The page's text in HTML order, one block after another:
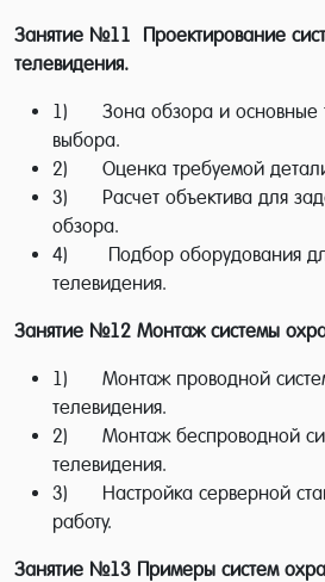
база, на основании
теоретические занятия,
обучение, и, в-третьих,
должна быть подробно
разъяснена, на основании
понять весь диапазон
Особенности
видеонаблюдению
Курсы монтажа
предполагают наличие у
начальных или базовых
электротехнике, и этот
Занятие №11 Проектирование
телевидения.
1) Зона обзора и основные
выбора.
2) Оценка требуемой
3) Расчет объектива для
обзора.
4) Подбор оборудования
телевидения.
Занятие №12 Монтаж системы
1) Монтаж проводной
телевидения.
2) Монтаж беспроводной
телевидения.
3) Настройка серверной
работу.
Занятие №13 Примеры систем